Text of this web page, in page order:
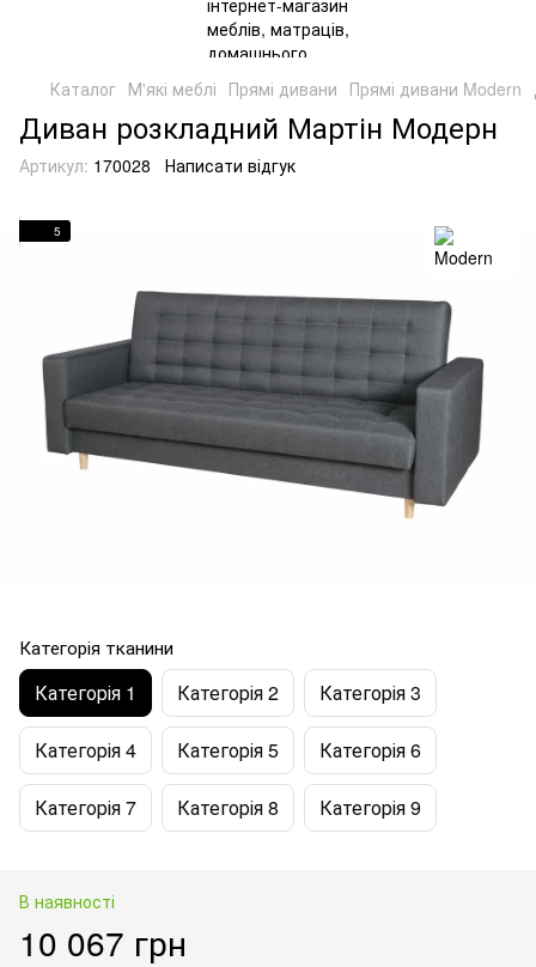
Каталог М'які меблі Прямі дивани Прямі дивани Modern
Диван розкладний Мартін Модерн
Артикул: 170028 Написати відгук
5
Категорія тканини
Категорія 1 Категорія 2 Категорія 3
Категорія 4 Категорія 5 Категорія 6
Категорія 7 Категорія 8 Категорія 9
В наявності
10 067 грн